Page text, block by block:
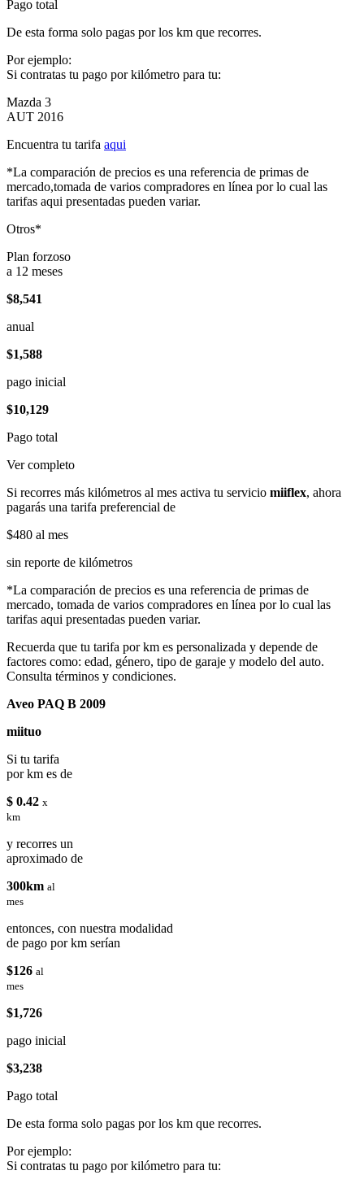
Pago total
De esta forma solo pagas por los km que recorres.
Por ejemplo:
Si contratas tu pago por kilómetro para tu:
Mazda 3
AUT 2016
Encuentra tu tarifa aqui
*La comparación de precios es una referencia de primas de
mercado,tomada de varios compradores en línea por lo cual las
tarifas aqui presentadas pueden variar.
Otros*
Plan forzoso
a 12 meses
$8,541
anual
$1,588
pago inicial
$10,129
Pago total
Ver completo
Si recorres más kilómetros al mes activa tu servicio miiflex, ahora
pagarás una tarifa preferencial de
$480 al mes
sin reporte de kilómetros
*La comparación de precios es una referencia de primas de
mercado, tomada de varios compradores en línea por lo cual las
tarifas aqui presentadas pueden variar.
Recuerda que tu tarifa por km es personalizada y depende de
factores como: edad, género, tipo de garaje y modelo del auto.
Consulta términos y condiciones.
Aveo PAQ B 2009
miituo
Si tu tarifa
por km es de
$ 0.42 x
km
y recorres un
aproximado de
300km al
mes
entonces, con nuestra modalidad
de pago por km serían
$126 al
mes
$1,726
pago inicial
$3,238
Pago total
De esta forma solo pagas por los km que recorres.
Por ejemplo:
Si contratas tu pago por kilómetro para tu: